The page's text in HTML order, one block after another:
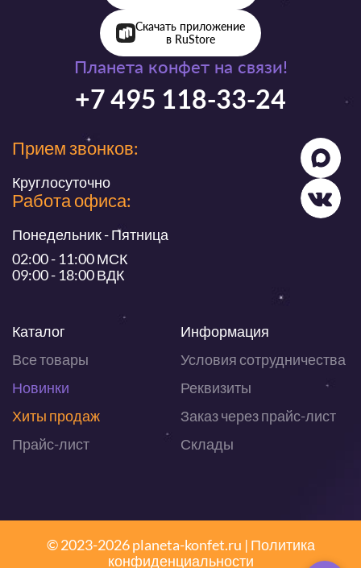
Планета конфет на связи!
+7 495 118-33-24
Прием звонков:
Круглосуточно
Работа офиса:
Понедельник - Пятница
02:00 - 11:00 МСК
09:00 - 18:00 ВДК
Каталог
Все товары
Новинки
Хиты продаж
Прайс-лист
Информация
Условия сотрудничества
Реквизиты
Заказ через прайс-лист
Склады
Скачать приложение
в RuStore
© 2023-2026 planeta-konfet.ru | Политика
конфиденциальности